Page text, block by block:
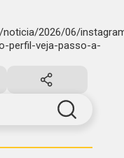
2026/06/
perfil-veja-passo-a-